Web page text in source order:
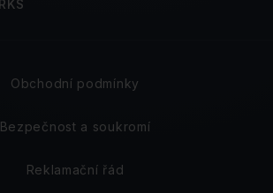
Obchodní podmínky
Bezpečnost a soukromí
Reklamační řád